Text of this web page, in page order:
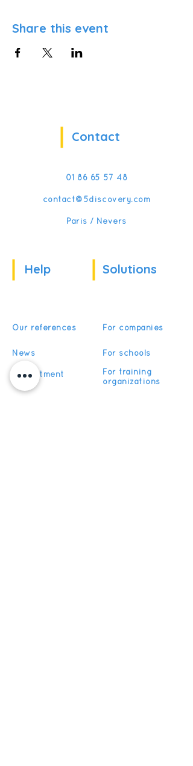
Share this event
Contact
01 86 65 57 48
contact@5discovery.com
Paris / Nevers
Help Solutions
Our references
News
Recruitment
For companies
For schools
For training
organizations